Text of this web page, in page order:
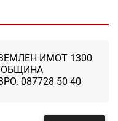
ИМОТ 1300
ОБЩИНА
087728 50 40